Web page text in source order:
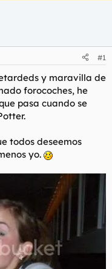
#1
y maravilla de
forocoches, he
pasa cuando se
todos deseemos
yo.